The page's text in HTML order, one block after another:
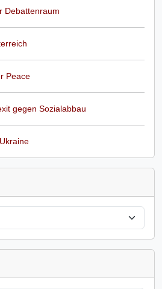
Debattenraum
Peace
gegen Sozialabbau